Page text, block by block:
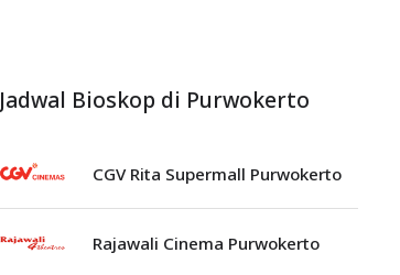
Jadwal Bioskop di Purwokerto
CGV Rita Supermall Purwokerto
Rajawali Cinema Purwokerto